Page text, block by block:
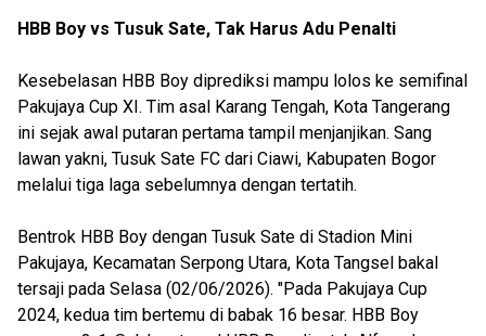
HBB Boy vs Tusuk Sate, Tak Harus Adu Penalti
Kesebelasan HBB Boy diprediksi mampu lolos ke semifinal
Pakujaya Cup XI. Tim asal Karang Tengah, Kota Tangerang
ini sejak awal putaran pertama tampil menjanjikan. Sang
lawan yakni, Tusuk Sate FC dari Ciawi, Kabupaten Bogor
melalui tiga laga sebelumnya dengan tertatih.
Bentrok HBB Boy dengan Tusuk Sate di Stadion Mini
Pakujaya, Kecamatan Serpong Utara, Kota Tangsel bakal
tersaji pada Selasa (02/06/2026). "Pada Pakujaya Cup
2024, kedua tim bertemu di babak 16 besar. HBB Boy